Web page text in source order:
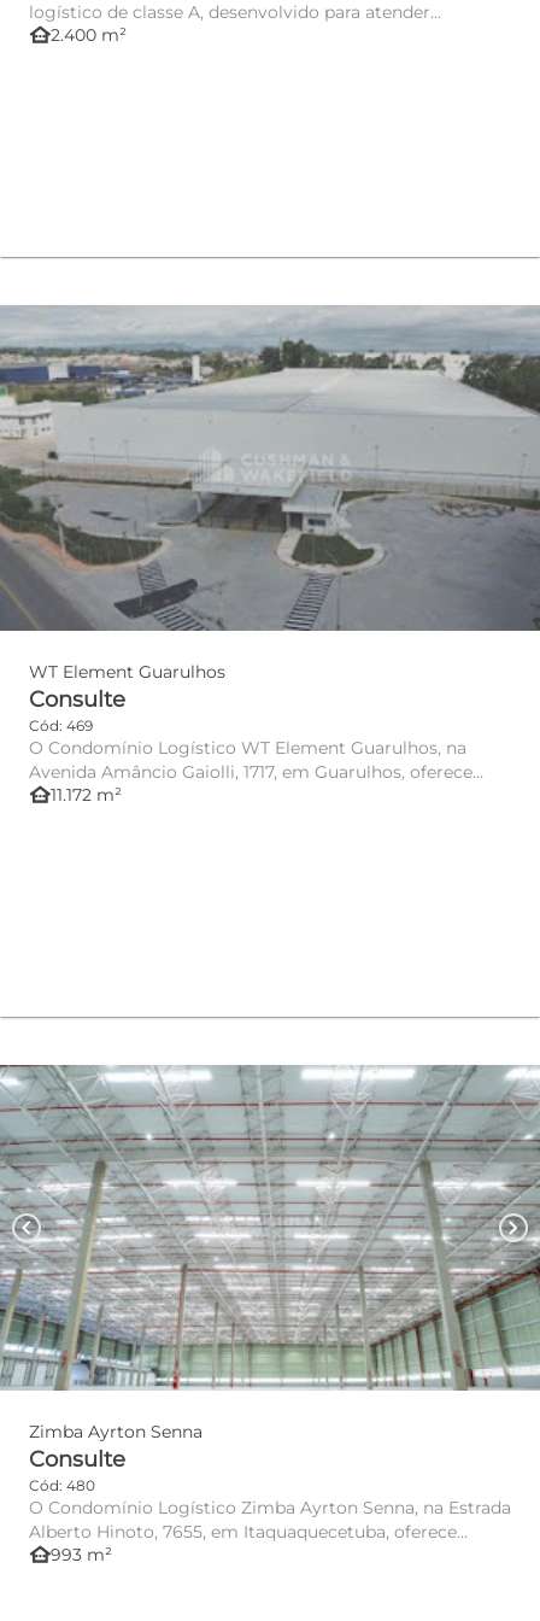
logístico de classe A, desenvolvido para atender
operações de armazen...
other_houses2.400 m²
WT Element Guarulhos
Consulte
Cód: 469
O Condomínio Logístico WT Element Guarulhos, na
Avenida Amâncio Gaiolli, 1717, em Guarulhos, oferece
infraestrutura mod...
other_houses11.172 m²
chevron_left chevron_right
Zimba Ayrton Senna
Consulte
Cód: 480
O Condomínio Logístico Zimba Ayrton Senna, na Estrada
Alberto Hinoto, 7655, em Itaquaquecetuba, oferece
infraestrutura...
other_houses993 m²